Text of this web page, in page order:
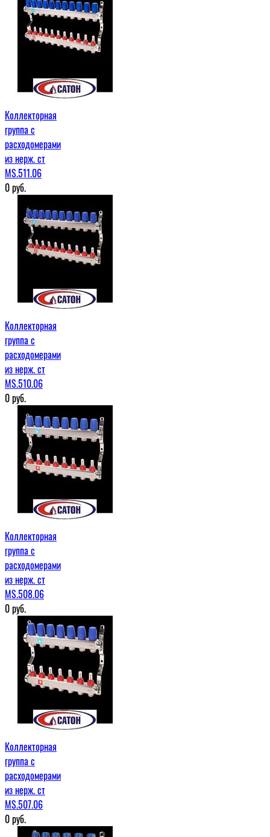
Коллекторная
группа с
расходомерами
из нерж. ст
MS.511.06
0руб.
Коллекторная
группа с
расходомерами
из нерж. ст
MS.510.06
0руб.
Коллекторная
группа с
расходомерами
из нерж. ст
MS.508.06
0руб.
Коллекторная
группа с
расходомерами
из нерж. ст
MS.507.06
0руб.